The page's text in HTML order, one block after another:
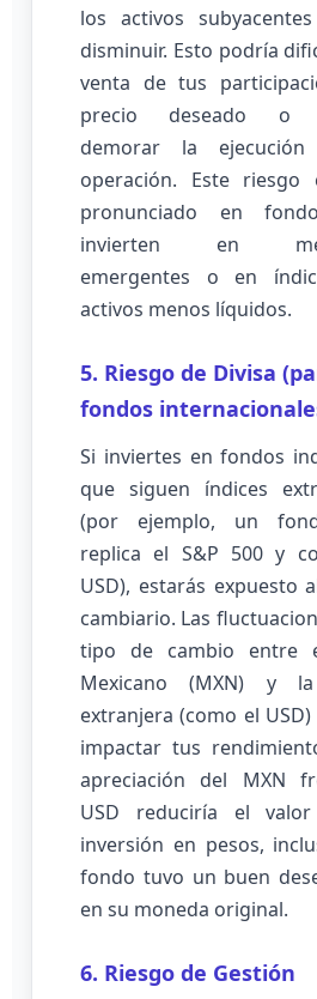
los activos
disminuir. Esto podría
venta de tus
precio deseado o
demorar la
operación. Este riesgo
pronunciado en
invierten en
emergentes o en
activos menos líquidos.
5. Riesgo de Divisa
fondos
Si inviertes en fondos
que siguen índices
(por ejemplo, un
replica el S&P 500 y
USD), estarás expuesto
cambiario. Las
tipo de cambio entre
Mexicano (MXN) y
extranjera (como el
impactar tus
apreciación del MXN
USD reduciría el
inversión en pesos,
fondo tuvo un buen
en su moneda original.
6. Riesgo de Gestión